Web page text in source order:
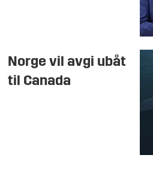
Norge vil avgi ubåt
til Canada